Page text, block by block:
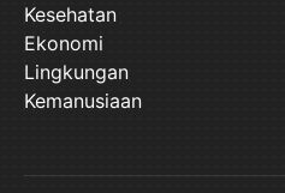
Kesehatan
Ekonomi
Lingkungan
Kemanusiaan